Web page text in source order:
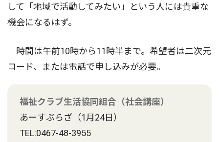
して「地域で活動してみたい」という人には貴重な
機会になるはず。
時間は午前10時から11時半まで。希望者は二次元
コード、または電話で申し込みが必要。
福祉クラブ生活協同組合（社会講座）
あーすぷらざ（1月24日）
TEL:0467-48-3955